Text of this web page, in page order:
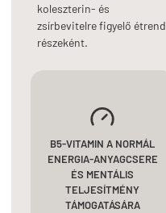
koleszterin- és
zsírbevitelre figyelő étrend
részeként.
B5-VITAMIN A NORMÁL
ENERGIA-ANYAGCSERE
ÉS MENTÁLIS
TELJESÍTMÉNY
TÁMOGATÁSÁRA